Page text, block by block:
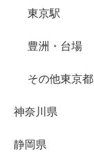
東京駅
豊洲・台場
その他東京都
神奈川県
静岡県